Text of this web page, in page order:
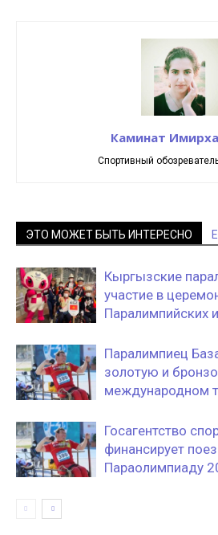
Каминат
Спортивный
ЭТО МОЖЕТ БЫТЬ ИНТЕРЕСНО
Кыргызские
участие в
Паралимпийских
Паралимпиец
золотую и
международном
Госагентство
финансирует
Параолимпиаду